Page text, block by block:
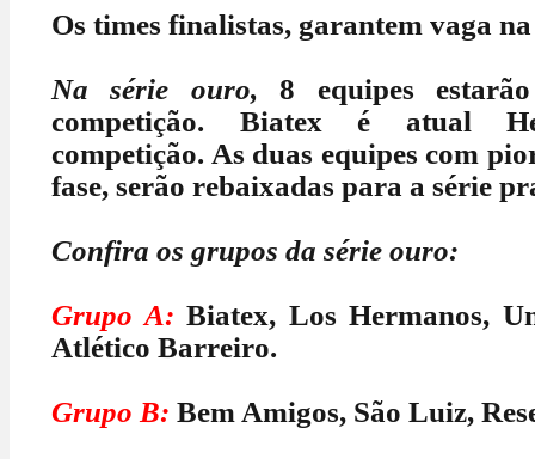
Os times finalistas, garantem vaga
Na série ouro, 8 equipes
competição. Biatex é atual
competição. As duas equipes com
fase, serão rebaixadas para a série
Confira os grupos da série ouro:
Grupo A: Biatex, Los Hermanos,
Atlético Barreiro.
Grupo B: Bem Amigos, São Luiz,